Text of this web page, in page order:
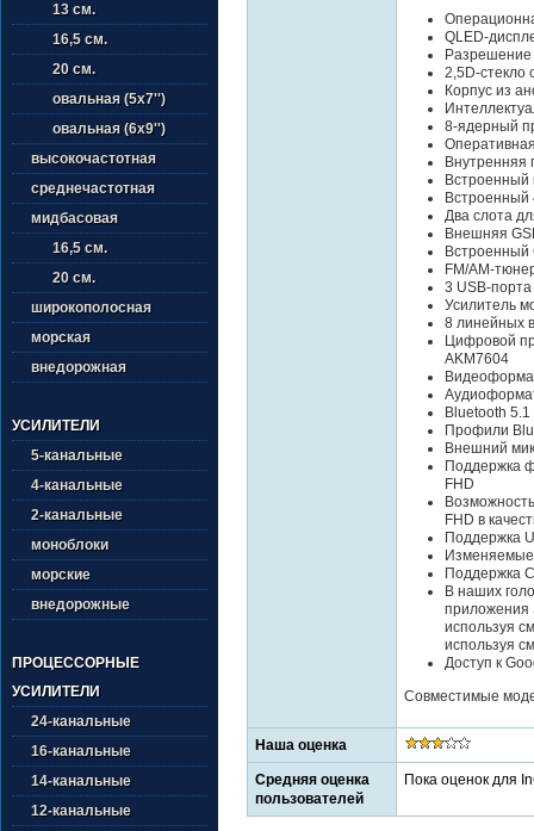
13 см.
16,5 см.
20 см.
овальная (5х7'')
овальная (6х9'')
высокочастотная
среднечастотная
мидбасовая
16,5 см.
20 см.
широкополосная
морская
внедорожная
УСИЛИТЕЛИ
5-канальные
4-канальные
2-канальные
моноблоки
морские
внедорожные
ПРОЦЕССОРНЫЕ
УСИЛИТЕЛИ
24-канальные
16-канальные
14-канальные
12-канальные
QLED-
Разрешение
2,5D-стекло
Корпус из
8-ядерный
Внутренняя
Встроенный
Встроенный
Два слота
Внешняя
Встроенный
FM/AM-
3 USB-порта
Усилитель
8 линейных
Цифровой
AKM7604
Bluetooth 5.1
Профили
Внешний
Поддержка
FHD
FHD в
Поддержка
Поддержка
В наших
приложения
используя
используя
Доступ к
Совместимые
Наша оценка
Средняя оценка
пользователей
Пока оценок для